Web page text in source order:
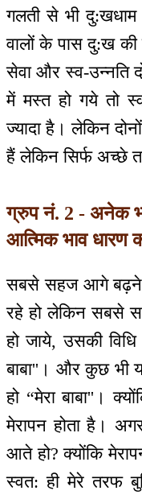
गलती से भी
वालों के पास दु:ख
सेवा और स्व-उन्नति
में मस्त हो गये तो
ज्यादा है। लेकिन
हैं लेकिन सिर्फ अच्छे
ग्रुप नं. 2 - अनेक
आत्मिक भाव धारण
सबसे सहज आगे बढ़ने
रहे हो लेकिन सबसे
हो जाये, उसकी
बाबा''। और कुछ भी
हो “मेरा बाबा''।
मेरापन होता है।
आते हो? क्योंकि
स्वत: ही मेरे तरफ